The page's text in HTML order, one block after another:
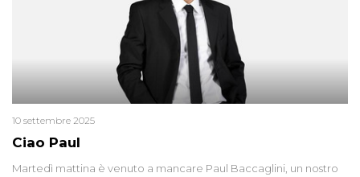
Ciao Paul
10 settembre 2025
Martedì mattina è venuto a mancare Paul Baccaglini, un nostro